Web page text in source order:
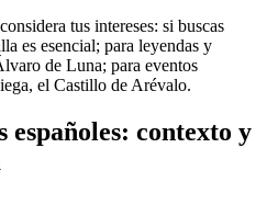
tus intereses: si buscas
es esencial; para leyendas y
de Luna; para eventos
el Castillo de Arévalo.
españoles: contexto y